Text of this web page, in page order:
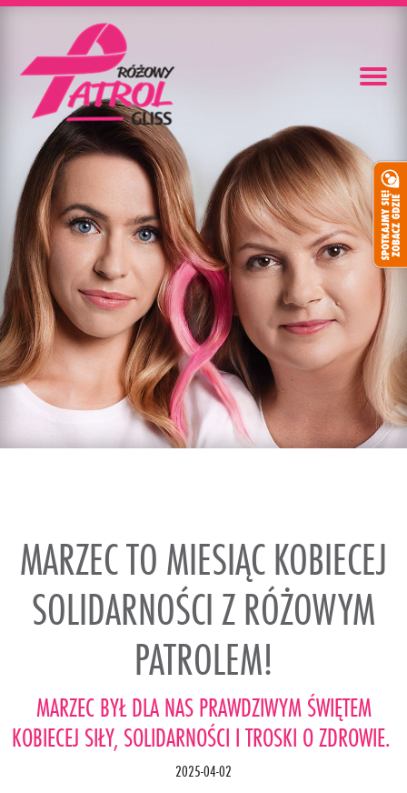
MARZEC TO MIESIĄC KOBIECEJ
SOLIDARNOŚCI Z RÓŻOWYM
PATROLEM!
MARZEC BYŁ DLA NAS PRAWDZIWYM ŚWIĘTEM
KOBIECEJ SIŁY, SOLIDARNOŚCI I TROSKI O ZDROWIE.
2025-04-02